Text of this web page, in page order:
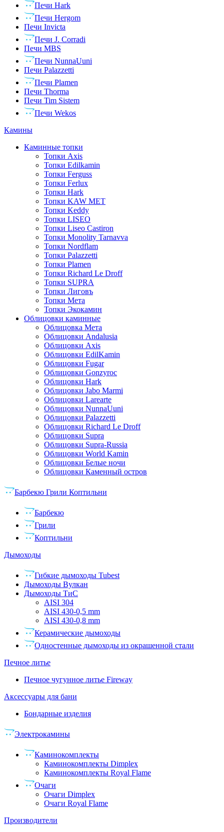
Печи Hark
Печи Hergom
Печи Invicta
Печи J. Corradi
Печи MBS
Печи NunnaUuni
Печи Palazzetti
Печи Plamen
Печи Thorma
Печи Tim Sistem
Печи Wekos
Камины
Каминные топки
Топки Axis
Топки Edilkamin
Топки Ferguss
Топки Ferlux
Топки Hark
Топки KAW MET
Топки Keddy
Топки LISEO
Топки Liseo Castiron
Топки Monolity Tarnavva
Топки Nordflam
Топки Palazzetti
Топки Plamen
Топки Richard Le Droff
Топки SUPRA
Топки Лиговъ
Топки Мета
Топки Экокамин
Облицовки каминные
Облицовка Мета
Облицовки Andalusia
Облицовки Axis
Облицовки EdilKamin
Облицовки Fugar
Облицовки Gonzyroc
Облицовки Hark
Облицовки Jabo Marmi
Облицовки Larearte
Облицовки NunnaUuni
Облицовки Palazzetti
Облицовки Richard Le Droff
Облицовки Supra
Облицовки Supra-Russia
Облицовки World Kamin
Облицовки Белые ночи
Облицовки Каменный остров
Барбекю Грили Коптильни
Барбекю
Грили
Коптильни
Дымоходы
Гибкие дымоходы Tubest
Дымоходы Вулкан
Дымоходы ТиС
AISI 304
AISI 430-0,5 mm
AISI 430-0,8 mm
Керамические дымоходы
Одностенные дымоходы из окрашенной стали
Печное литье
Печное чугунное литье Fireway
Аксессуары для бани
Бондарные изделия
Электрокамины
Каминокомплекты
Каминокомплекты Dimplex
Каминокомплекты Royal Flame
Очаги
Очаги Dimplex
Очаги Royal Flame
Производители